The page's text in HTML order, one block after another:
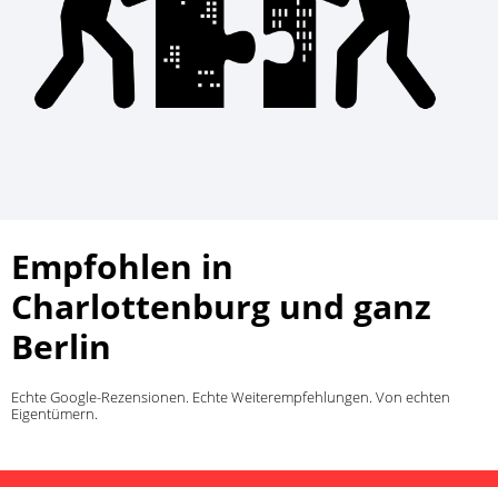
Empfohlen in
Charlottenburg und ganz
Berlin
Echte Google-Rezensionen. Echte Weiterempfehlungen. Von echten
Eigentümern.